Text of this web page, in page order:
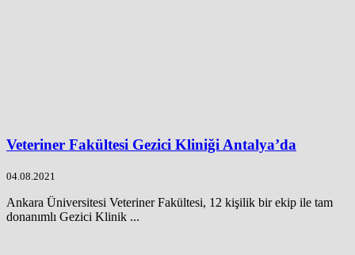
Veteriner Fakültesi Gezici Kliniği Antalya’da
04.08.2021
Ankara Üniversitesi Veteriner Fakültesi, 12 kişilik bir ekip ile tam
donanımlı Gezici Klinik ...